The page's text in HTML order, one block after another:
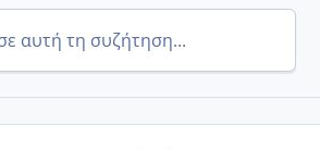
αυτή τη συζήτηση...